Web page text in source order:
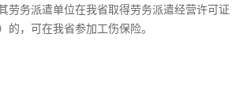
劳务派遣单位在我省取得劳务派遣经营许可证
的，可在我省参加工伤保险。